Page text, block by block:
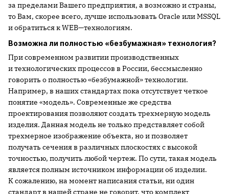
за пределами Вашего предприятия, а возможно и страны,
то Вам, скорее всего, лучше использовать Oracle или MSSQL
и обратиться к WEB—технологиям.
Возможна ли полностью «безбумажная» технология?
При современном развитии производственных
и технологических процессов в России, бессмысленно
говорить о полностью «безбумажной» технологии.
Например, в наших стандартах пока отсутствует четкое
понятие «модель». Современные же средства
проектирования позволяют создать трехмерную модель
изделия. Данная модель не только представляет собой
трехмерное изображение объекта, но и позволяет
получать сечения в различных плоскостях с высокой
точностью, получить любой чертеж. По сути, такая модель
является полным источником информации об изделии.
К сожалению, на момент написания статьи, ни один
стандарт в нашей стране не говорит, что комплект